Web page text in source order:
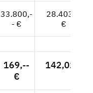
33.800,-
- €
28.403,--
€
169,--
€
142,02 €